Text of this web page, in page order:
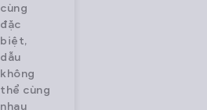
cùng
đặc
biệt,
dẫu
không
thể cùng
nhau